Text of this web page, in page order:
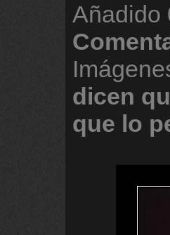
Añadido
dicen
que lo